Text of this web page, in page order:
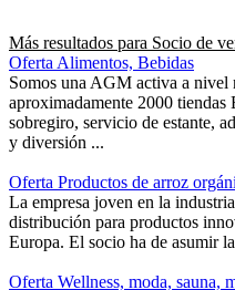
Más resultados para Socio de
Oferta Alimentos, Bebidas
Somos una AGM activa a nivel
aproximadamente 2000
sobregiro, servicio de estante,
y diversión ...
Oferta Productos de arroz
La empresa joven en la
distribución para productos
Europa. El socio ha de asumir
Oferta Wellness, moda, sauna,